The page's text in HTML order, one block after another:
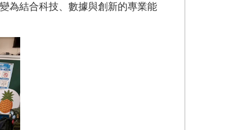
為結合科技、數據與創新的專業能